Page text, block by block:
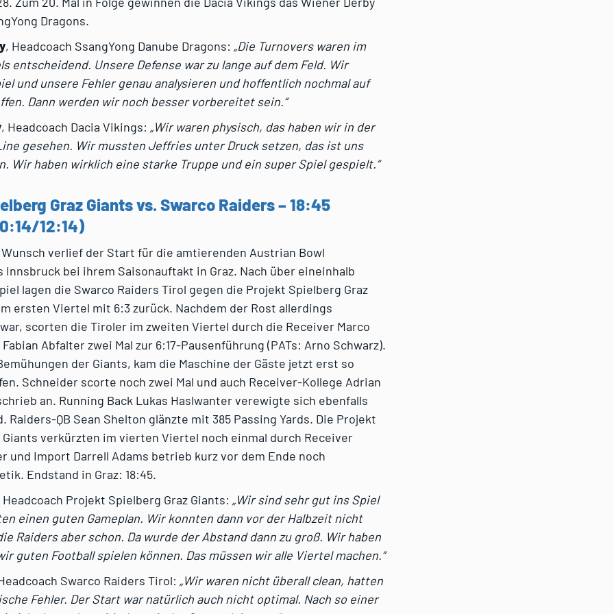
Dragons.
, Headcoach SsangYong Danube Dragons: „Die Turnovers waren im
entscheidend. Unsere Defense war zu lange auf dem Feld. Wir
und unsere Fehler genau analysieren und hoffentlich nochmal auf
Dann werden wir noch besser vorbereitet sein.“
, Headcoach Dacia Vikings: „Wir waren physisch, das haben wir in der
gesehen. Wir mussten Jeffries unter Druck setzen, das ist uns
Wir haben wirklich eine starke Truppe und ein super Spiel gespielt.“
Graz Giants vs. Swarco Raiders – 18:45
12:14)
verlief der Start für die amtierenden Austrian Bowl
Innsbruck bei ihrem Saisonauftakt in Graz. Nach über eineinhalb
lagen die Swarco Raiders Tirol gegen die Projekt Spielberg Graz
ersten Viertel mit 6:3 zurück. Nachdem der Rost allerdings
scorten die Tiroler im zweiten Viertel durch die Receiver Marco
Abfalter zwei Mal zur 6:17-Pausenführung (PATs: Arno Schwarz).
der Giants, kam die Maschine der Gäste jetzt erst so
Schneider scorte noch zwei Mal und auch Receiver-Kollege Adrian
an. Running Back Lukas Haslwanter verewigte sich ebenfalls
Raiders-QB Sean Shelton glänzte mit 385 Passing Yards. Die Projekt
Giants verkürzten im vierten Viertel noch einmal durch Receiver
und Import Darrell Adams betrieb kurz vor dem Ende noch
Endstand in Graz: 18:45.
Headcoach Projekt Spielberg Graz Giants: „Wir sind sehr gut ins Spiel
einen guten Gameplan. Wir konnten dann vor der Halbzeit nicht
Raiders aber schon. Da wurde der Abstand dann zu groß. Wir haben
guten Football spielen können. Das müssen wir alle Viertel machen.“
Swarco Raiders Tirol: „Wir waren nicht überall clean, hatten
Fehler. Der Start war natürlich auch nicht optimal. Nach so einer